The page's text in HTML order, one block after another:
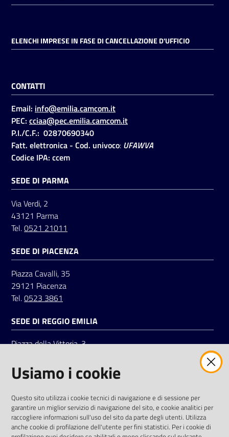
ELENCHI IMPRESE IN FASE DI CANCELLAZIONE D'UFFICIO
CONTATTI
Email: info@emilia.camcom.it
PEC: cciaa@pec.emilia.camcom.it
P.I./C.F.: 02870690340
Fatt. elettronica - Cod. univoco: UFAWVA
Codice IPA: ccem
SEDE DI PARMA
Via Verdi, 2
43121 Parma
Tel.0521 21011
SEDE DI PIACENZA
Piazza Cavalli, 35
29121 Piacenza
Tel.0523 3861
SEDE DI REGGIO EMILIA
Piazza della Vittoria, 3
Tel.0522 7961
LinkedinFacebookInstagram
Usiamo i cookie
Questo sito utilizza i cookie tecnici di navigazione e di sessione per
garantire un miglior servizio di navigazione del sito, e cookie analitici per
raccogliere informazioni sull'uso del sito da parte degli utenti. Utilizza
anche cookie di profilazione dell'utente per fini statistici. Per i cookie di